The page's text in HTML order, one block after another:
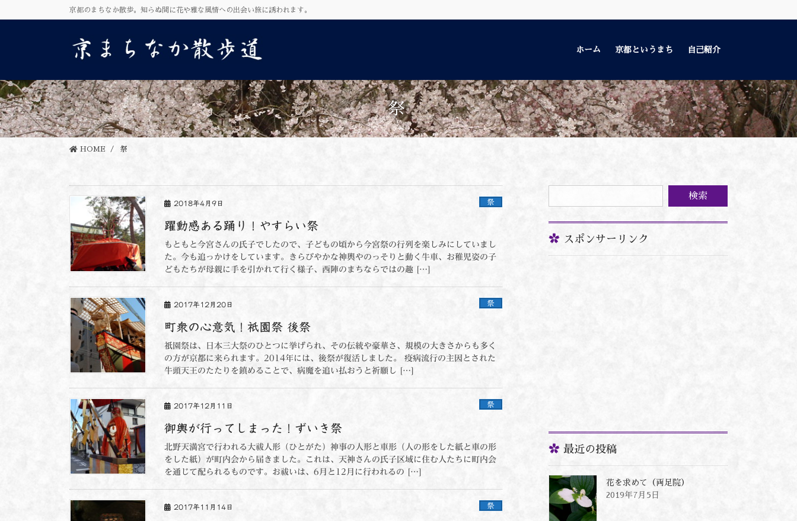
ン
移
動
ビ
ン
に
移
動
京都のまちなか散歩。知らぬ間に花や雅な風情への出会い旅に誘われます。
ホーム 京都というまち 自己紹介
祭
HOME 祭
2018年4月9日 祭
躍動感ある踊り！やすらい祭
もともと今宮さんの氏子でしたので、子どもの頃から今宮祭の行列を楽しみにしていまし
た。今も追っかけをしています。きらびやかな神輿やのっそりと動く牛車、お稚児姿の子
どもたちが母親に手を引かれて行く様子、西陣のまちならではの趣 […]
2017年12月20日 祭
町衆の心意気！祇園祭 後祭
祇園祭は、日本三大祭のひとつに挙げられ、その伝統や豪華さ、規模の大きさからも多く
の方が京都に来られます。2014年には、後祭が復活しました。 疫病流行の主因とされた
牛頭天王のたたりを鎮めることで、病魔を追い払おうと祈願し […]
2017年12月11日 祭
御輿が行ってしまった！ずいき祭
北野天満宮で行われる大祓人形（ひとがた）神事の人形と車形（人の形をした紙と車の形
をした紙）が町内会から届きました。これは、天神さんの氏子区域に住む人たちに町内会
を通じて配られるものです。お祓いは、6月と12月に行われるの […]
2017年11月14日 祭
スポンサーリンク
最近の投稿
花を求めて（両足院）
2019年7月5日